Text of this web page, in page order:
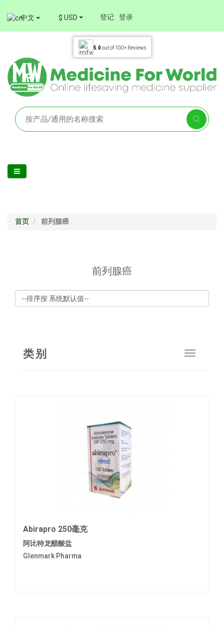
中文 $ USD 登记 登录
5.0out of 100+ Reviews
首页 前列腺癌
前列腺癌
Toggle
类别
Abirapro 250毫克
阿比特龙醋酸盐
Glenmark Pharma